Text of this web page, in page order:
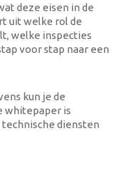
deze eisen in de
uit welke rol de
welke inspecties
voor stap naar een
kun je de
whitepaper is
diensten